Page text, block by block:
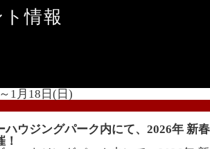
情報
1月18日(日)
ハウジングパーク内にて、2026年 新春